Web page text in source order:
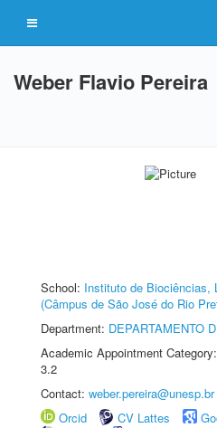
Weber Flavio Pereira
School: Instituto de Biociências,
(Câmpus de São José do Rio
Department: DEPARTAMENTO
Academic Appointment
3.2
Contact: weber.pereira@unesp.br
Orcid
CV Lattes